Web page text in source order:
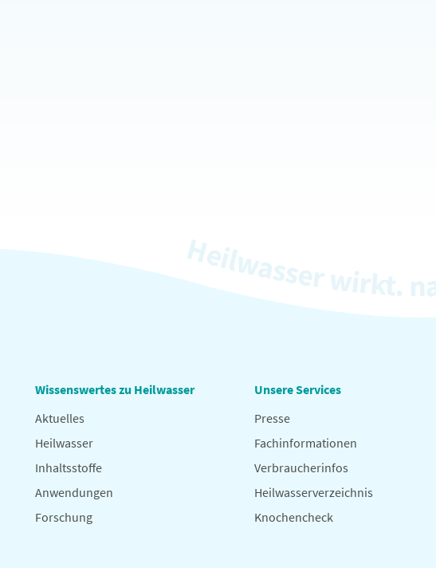
Wissenswertes zu Heilwasser
Aktuelles
Heilwasser
Inhaltsstoffe
Anwendungen
Forschung
Unsere Services
Presse
Fachinformationen
Verbraucherinfos
Heilwasserverzeichnis
Knochencheck